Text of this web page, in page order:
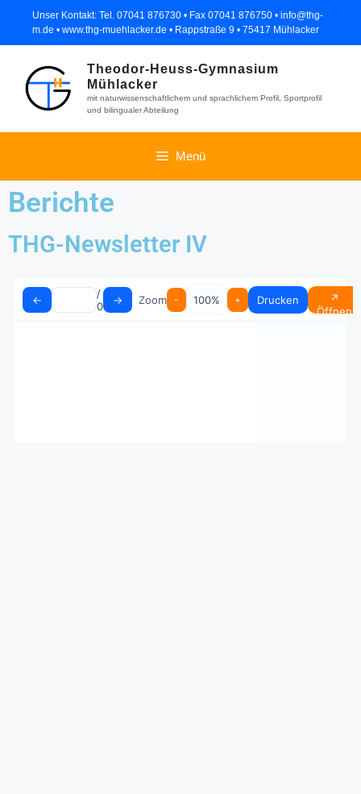
Unser Kontakt: Tel. 07041 876730 • Fax 07041 876750 • info@thg-
m.de • www.thg-muehlacker.de • Rappstraße 9 • 75417 Mühlacker
Theodor-Heuss-Gymnasium
Mühlacker
mit naturwissenschaftlichem und sprachlichem Profil, Sportprofil
und bilingualer Abteilung
Menü
Berichte
THG-Newsletter IV